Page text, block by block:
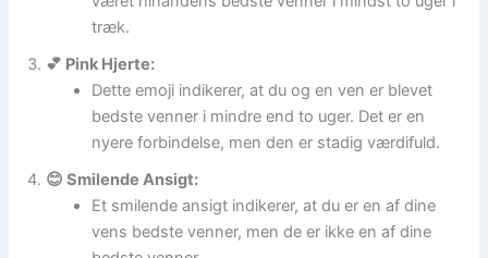
træk.
💕 Pink Hjerte:
Dette emoji indikerer, at du og en ven er blevet
bedste venner i mindre end to uger. Det er en
nyere forbindelse, men den er stadig værdifuld.
😊 Smilende Ansigt:
Et smilende ansigt indikerer, at du er en af dine
vens bedste venner, men de er ikke en af dine